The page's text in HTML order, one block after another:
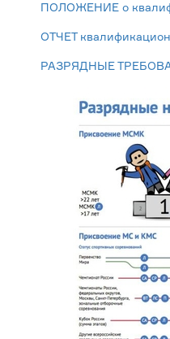
ПОЛОЖЕНИЕ о
ОТЧЕТ
РАЗРЯДНЫЕ